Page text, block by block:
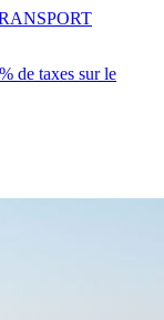
de taxes sur le